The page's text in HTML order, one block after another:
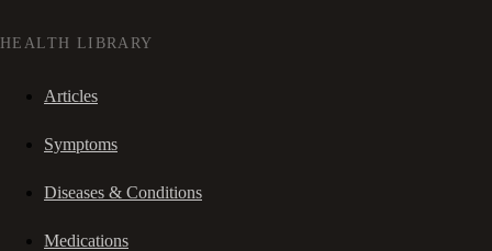
HEALTH LIBRARY
Articles
Symptoms
Diseases & Conditions
Medications